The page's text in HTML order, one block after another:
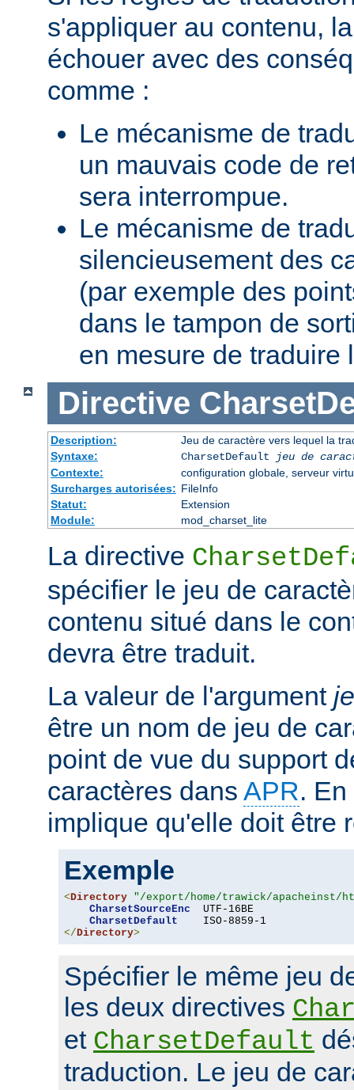
s'appliquer au contenu,
échouer avec des
comme :
Le mécanisme de
un mauvais code de
sera interrompue.
Le mécanisme de
silencieusement des
(par exemple des
dans le tampon de
en mesure de traduire
Directive
Description:
Jeu de caractère vers lequel la
Syntaxe:
CharsetDefault
jeu de
Contexte:
configuration globale, serveur
Surcharges autorisées: FileInfo
Statut:
Extension
Module:
mod_charset_lite
La directive
spécifier le jeu de
contenu situé dans le
devra être traduit.
La valeur de l'argument
être un nom de jeu de
point de vue du support
caractères dans APR.
implique qu'elle doit être
Exemple
<Directory "/export/home/trawick/apacheinst/
CharsetSourceEnc
  UTF-16BE
CharsetDefault
</Directory>
Spécifier le même jeu
les deux directives
et CharsetDefault
traduction. Le jeu de